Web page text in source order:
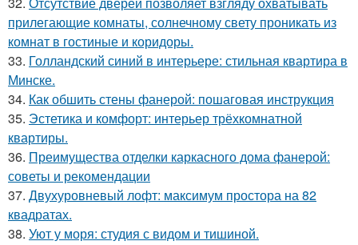
прилегающие комнаты, солнечному свету проникать из
комнат в гостиные и коридоры.
33. Голландский синий в интерьере: стильная квартира в
Минске.
34. Как обшить стены фанерой: пошаговая инструкция
35. Эстетика и комфорт: интерьер трёхкомнатной
квартиры.
36. Преимущества отделки каркасного дома фанерой:
советы и рекомендации
37. Двухуровневый лофт: максимум простора на 82
квадратах.
38. Уют у моря: студия с видом и тишиной.